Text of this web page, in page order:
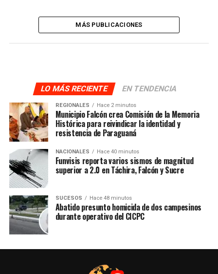
MÁS PUBLICACIONES
LO MÁS RECIENTE EN TENDENCIA
REGIONALES Hace 2 minutos
Municipio Falcón crea Comisión de la Memoria
Histórica para reivindicar la identidad y
resistencia de Paraguaná
NACIONALES Hace 40 minutos
Funvisis reporta varios sismos de magnitud
superior a 2.0 en Táchira, Falcón y Sucre
SUCESOS Hace 48 minutos
Abatido presunto homicida de dos campesinos
durante operativo del CICPC